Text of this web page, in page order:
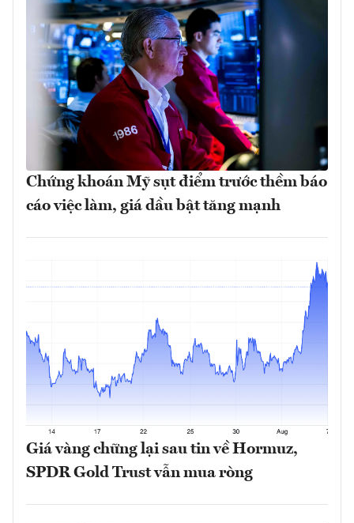
Chứng khoán Mỹ sụt điểm trước thềm báo
cáo việc làm, giá dầu bật tăng mạnh
Giá vàng chững lại sau tin về Hormuz,
SPDR Gold Trust vẫn mua ròng